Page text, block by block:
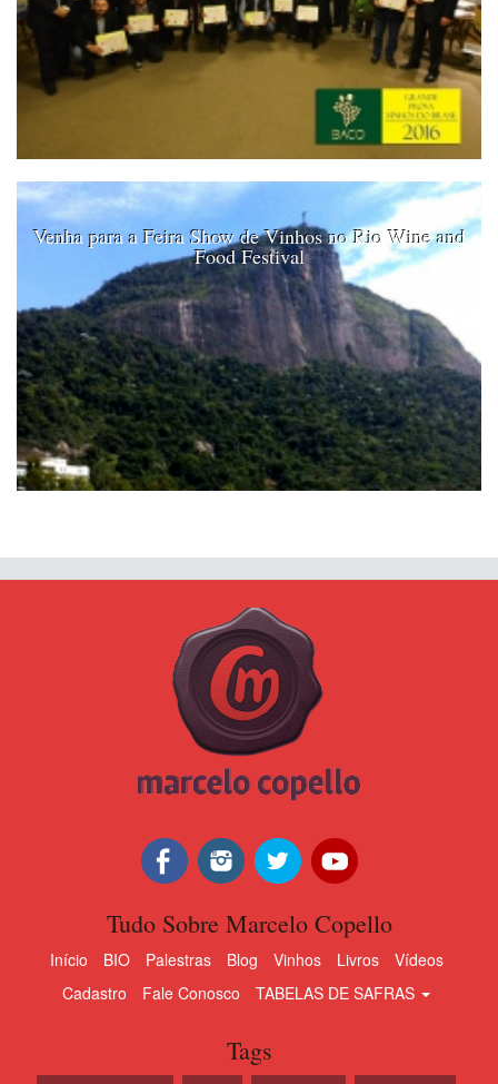
Venha para a Feira Show de Vinhos no Rio Wine and
Food Festival
Tudo Sobre Marcelo Copello
Início BIO Palestras Blog Vinhos Livros
Vídeos
Cadastro
Fale Conosco TABELAS DE SAFRAS
Tags